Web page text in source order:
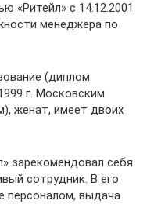
«Ритейл» с 14.12.2001
менеджера по
(диплом
г. Московским
женат, имеет двоих
зарекомендовал себя
сотрудник. В его
персоналом, выдача